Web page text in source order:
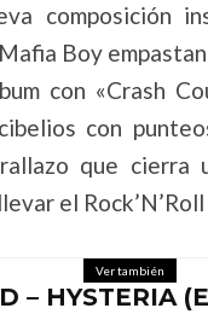
composición
Boy
con «Crash
con
que cierra
el
Ver también
– HYSTERIA